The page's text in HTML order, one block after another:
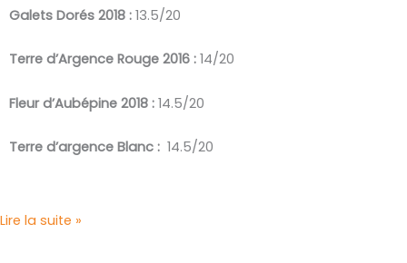
Galets Dorés 2018 : 13.5/20
Terre d’Argence Rouge 2016 : 14/20
Fleur d’Aubépine 2018 : 14.5/20
Terre d’argence Blanc : 14.5/20
Lire la suite »